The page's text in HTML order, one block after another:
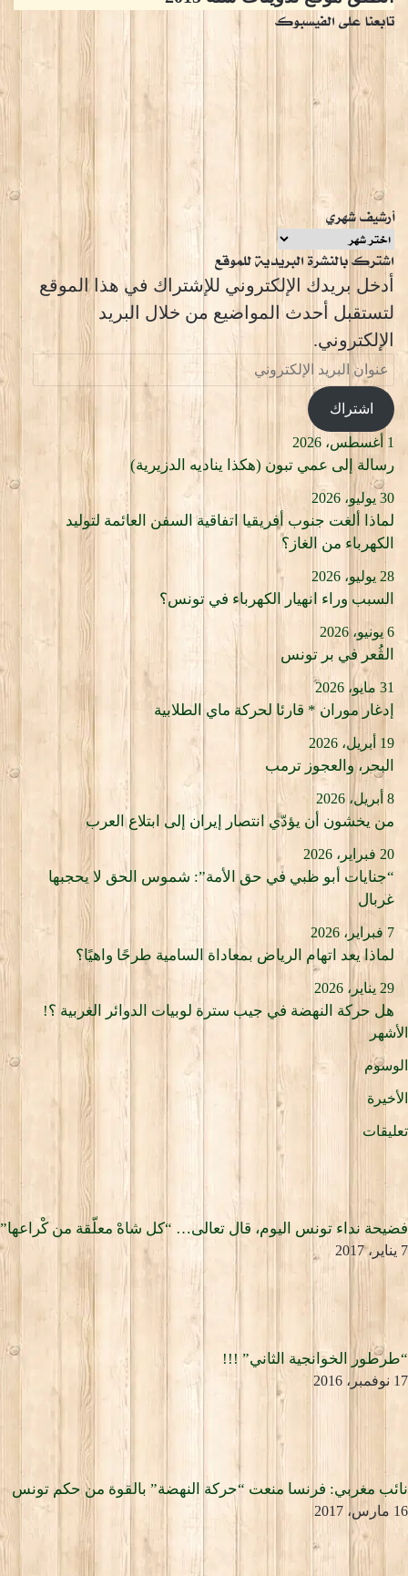
تابعنا على الفيسبوك
أرشيف شهري
أرشيف
شهري
اشترك بالنشرة البريدية للموقع
أدخل بريدك الإلكتروني للإشتراك في هذا الموقع
لتستقبل أحدث المواضيع من خلال البريد
الإلكتروني.
عنوان
البريد
الإلكتروني
اشتراك
1 أغسطس، 2026
رسالة إلى عمي تبون (هكذا يناديه الدزيرية)
30 يوليو، 2026
لماذا ألغت جنوب أفريقيا اتفاقية السفن العائمة لتوليد
الكهرباء من الغاز؟
28 يوليو، 2026
السبب وراء انهيار الكهرباء في تونس؟
6 يونيو، 2026
الڨُعر في بر تونس
31 مايو، 2026
إدغار موران * قارئا لحركة ماي الطلابية
19 أبريل، 2026
البحر، والعجوز ترمب
8 أبريل، 2026
من يخشون أن يؤدّي انتصار إيران إلى ابتلاع العرب
20 فبراير، 2026
“جنايات أبو ظبي في حق الأمة”: شموس الحق لا يحجبها
غربال
7 فبراير، 2026
لماذا يعد اتهام الرياض بمعاداة السامية طرحًا واهيًا؟
29 يناير، 2026
هل حركة النهضة في جيب سترة لوبيات الدوائر الغربية ؟!
الأشهر
الوسوم
الأخيرة
تعليقات
فضيحة نداء تونس اليوم، قال تعالى… “كل شاهْ معلّقة من كْراعها”
7 يناير، 2017
“طرطور الخوانجية الثاني” !!!
17 نوفمبر، 2016
نائب مغربي: فرنسا منعت “حركة النهضة” بالقوة من حكم تونس
16 مارس، 2017